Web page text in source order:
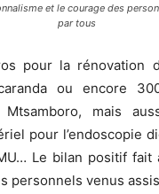
et le courage des
par tous
pour la rénovation
ou encore
mais
pour l’endoscopie
Le bilan positif fait
personnels venus